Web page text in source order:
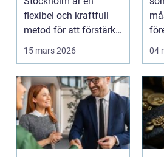
flexibel och kraftfull
metod för att förstärka
berg,...
15 mars 2026 04